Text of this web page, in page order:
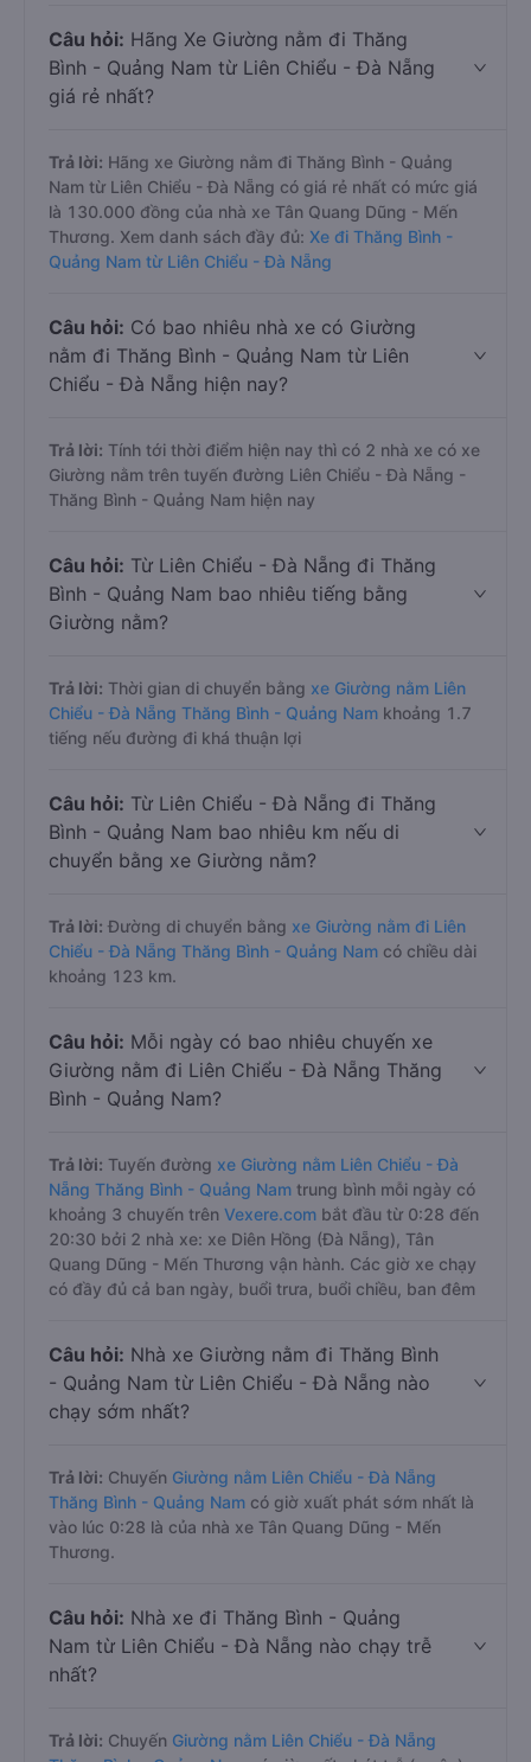
Câu hỏi: Hãng Xe Giường nằm đi Thăng
Bình - Quảng Nam từ Liên Chiểu - Đà Nẵng
giá rẻ nhất?
Trả lời: Hãng xe Giường nằm đi Thăng Bình - Quảng
Nam từ Liên Chiểu - Đà Nẵng có giá rẻ nhất có mức giá
là 130.000 đồng của nhà xe Tân Quang Dũng - Mến
Thương. Xem danh sách đầy đủ: Xe đi Thăng Bình -
Quảng Nam từ Liên Chiểu - Đà Nẵng
Câu hỏi: Có bao nhiêu nhà xe có Giường
nằm đi Thăng Bình - Quảng Nam từ Liên
Chiểu - Đà Nẵng hiện nay?
Trả lời: Tính tới thời điểm hiện nay thì có 2 nhà xe có xe
Giường nằm trên tuyến đường Liên Chiểu - Đà Nẵng -
Thăng Bình - Quảng Nam hiện nay
Câu hỏi: Từ Liên Chiểu - Đà Nẵng đi Thăng
Bình - Quảng Nam bao nhiêu tiếng bằng
Giường nằm?
Trả lời: Thời gian di chuyển bằng xe Giường nằm Liên
Chiểu - Đà Nẵng Thăng Bình - Quảng Nam khoảng 1.7
tiếng nếu đường đi khá thuận lợi
Câu hỏi: Từ Liên Chiểu - Đà Nẵng đi Thăng
Bình - Quảng Nam bao nhiêu km nếu di
chuyển bằng xe Giường nằm?
Trả lời: Đường di chuyển bằng xe Giường nằm đi Liên
Chiểu - Đà Nẵng Thăng Bình - Quảng Nam có chiều dài
khoảng 123 km.
Câu hỏi: Mỗi ngày có bao nhiêu chuyến xe
Giường nằm đi Liên Chiểu - Đà Nẵng Thăng
Bình - Quảng Nam?
Trả lời: Tuyến đường xe Giường nằm Liên Chiểu - Đà
Nẵng Thăng Bình - Quảng Nam trung bình mỗi ngày có
khoảng 3 chuyến trên Vexere.com bắt đầu từ 0:28 đến
20:30 bởi 2 nhà xe: xe Diên Hồng (Đà Nẵng), Tân
Quang Dũng - Mến Thương vận hành. Các giờ xe chạy
có đầy đủ cả ban ngày, buổi trưa, buổi chiều, ban đêm
Câu hỏi: Nhà xe Giường nằm đi Thăng Bình
- Quảng Nam từ Liên Chiểu - Đà Nẵng nào
chạy sớm nhất?
Trả lời: Chuyến Giường nằm Liên Chiểu - Đà Nẵng
Thăng Bình - Quảng Nam có giờ xuất phát sớm nhất là
vào lúc 0:28 là của nhà xe Tân Quang Dũng - Mến
Thương.
Câu hỏi: Nhà xe đi Thăng Bình - Quảng
Nam từ Liên Chiểu - Đà Nẵng nào chạy trễ
nhất?
Trả lời: Chuyến Giường nằm Liên Chiểu - Đà Nẵng